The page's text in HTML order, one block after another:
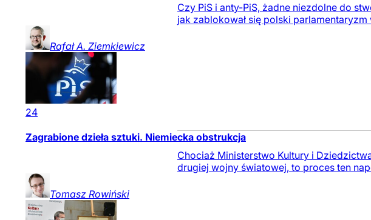
Czy PiS i anty-PiS, żadne niezdolne do
jak zablokował się polski
Rafał A. Ziemkiewicz
24
Zagrabione dzieła sztuki. Niemiecka obstrukcja
Chociaż Ministerstwo Kultury i
drugiej wojny światowej, to proces ten
Tomasz Rowiński